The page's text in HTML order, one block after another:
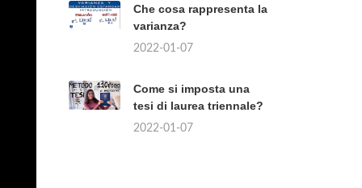
Che cosa rappresenta la
varianza?
2022-01-07
Come si imposta una
tesi di laurea triennale?
2022-01-07